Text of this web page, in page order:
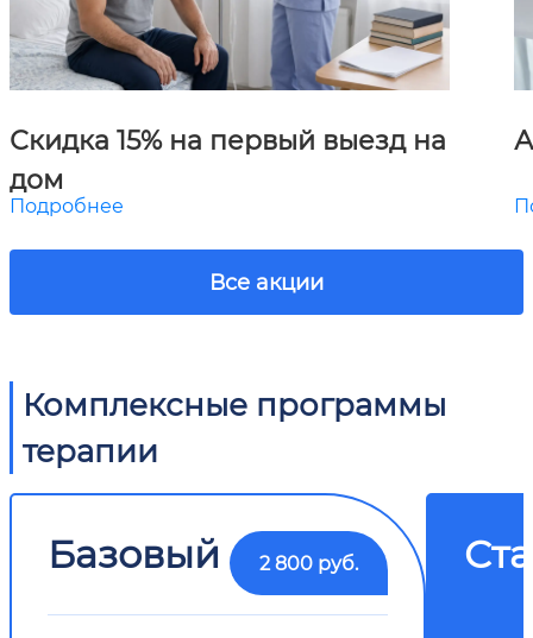
Скидка 15% на первый выезд на
дом
Подробнее
Все акции
Комплексные программы
терапии
Базовый 2 800 руб.